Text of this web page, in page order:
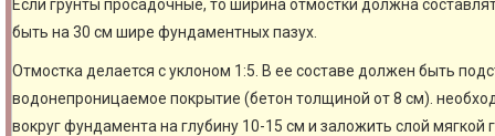
Если грунты просадочные, то ширина отмостки должна
быть на 30 см шире фундаментных пазух.
Отмостка делается с уклоном 1:5. В ее составе должен быть
водонепроницаемое покрытие (бетон толщиной от 8 см).
вокруг фундамента на глубину 10-15 см и заложить слой мягкой